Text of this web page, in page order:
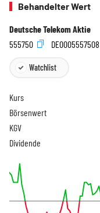
Behandelter Wert
Deutsche Telekom Aktie
555750
DE0005557508
Watchlist
Kurs
Börsenwert
KGV
Dividende